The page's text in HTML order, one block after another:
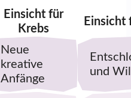
Einsicht für
Krebs
Einsicht
Neue
kreative
Anfänge
und